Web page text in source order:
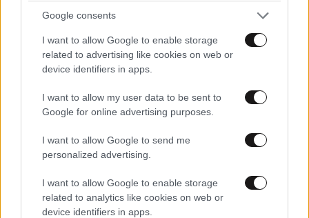
Google consents
I want to allow Google to enable storage
related to advertising like cookies on web or
device identifiers in apps.
I want to allow my user data to be sent to
Google for online advertising purposes.
I want to allow Google to send me
personalized advertising.
I want to allow Google to enable storage
related to analytics like cookies on web or
device identifiers in apps.
ΕΛΛΑΔΑ06·08·2026 00:09
Σαν σήμερα 6 Αυγούστου: Πεθαίνει η Ρίτα
Σακελλαρίου, η λαϊκή ντίβα που έκανε τη ζωή
της τραγούδι